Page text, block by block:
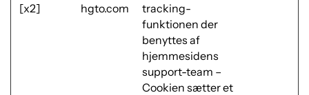
[x2]
hgto.com
tracking-
funktionen der
benyttes af
hjemmesidens
support-team –
Cookien sætter et